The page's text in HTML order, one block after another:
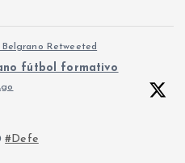
Retweeted
fútbol formativo
#Defe